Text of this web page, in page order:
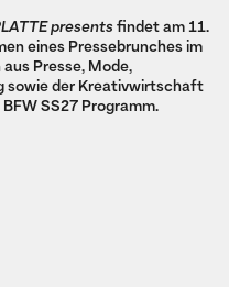
presentsfindet am 11.
eines Pressebrunches im
Presse, Mode,
sowie der Kreativwirtschaft
SS27 Programm.